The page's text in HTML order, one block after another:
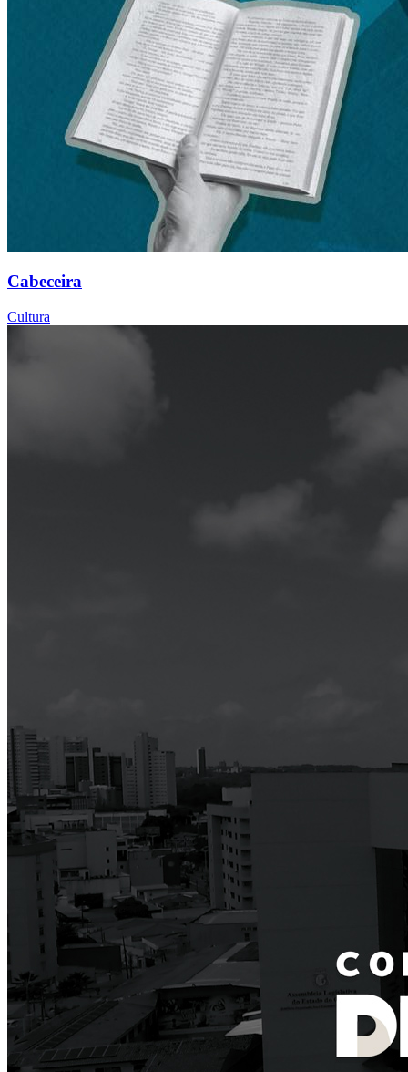
Cabeceira
Cultura